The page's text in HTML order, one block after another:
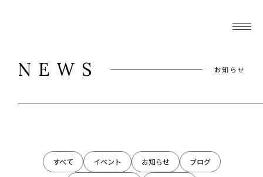
NEWS お知らせ
すべて イベント お知らせ ブログ